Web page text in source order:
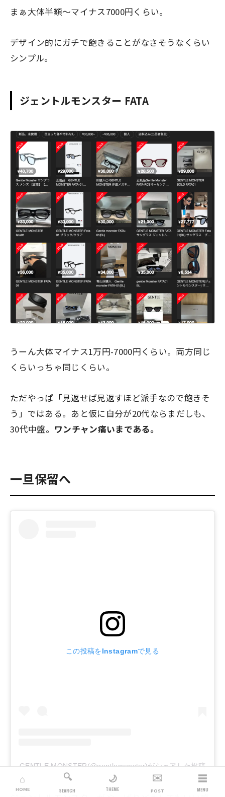
まぁ大体半額〜マイナス7000円くらい。
デザイン的にガチで飽きることがなさそうなくらい
シンプル。
ジェントルモンスター FATA
うーん大体マイナス1万円-7000円くらい。両方同じ
くらいっちゃ同じくらい。
ただやっぱ「見返せば見返すほど派手なので飽きそ
う」ではある。あと仮に自分が20代ならまだしも、
30代中盤。 ワンチャン痛いまである。
一旦保留へ
この投稿をInstagramで見る
GENTLE MONSTER(@gentlemonster)がシェアした投稿
⌂
HOME
🔍
SEARCH
🌙
THEME
✉️
POST
☰
MENU